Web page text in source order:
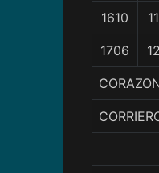
1610 11
1706 12